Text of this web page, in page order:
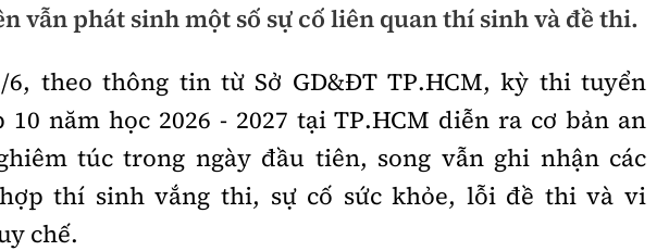
Đường sắt đô thị
Nhà thầu
Mời thầu - Đấu thầu
Thi viết về Ngành
ATGT địa phương
Văn hóa giao thông
Lái xe an toàn
Chung tay vì ATGT
Gương sáng giao thông
xem thêm
vẫn phát sinh một số sự cố liên quan thí sinh và đề thi.
6, theo thông tin từ Sở GD&ĐT TP.HCM, kỳ thi tuyển
10 năm học 2026 - 2027 tại TP.HCM diễn ra cơ bản an
túc trong ngày đầu tiên, song vẫn ghi nhận các
thí sinh vắng thi, sự cố sức khỏe, lỗi đề thi và vi
chế.